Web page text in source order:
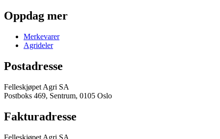
Oppdag mer
Merkevarer
Agrideler
Postadresse
Felleskjøpet Agri SA
Postboks 469, Sentrum, 0105 Oslo
Fakturadresse
Felleskjøpet Agri SA